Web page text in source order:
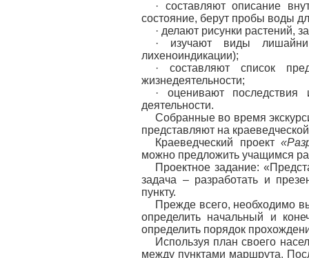
· составляют описание
состояние, берут пробы воды
· делают рисунки растений,
· изучают виды
лихеноиндикации);
· составляют список
жизнедеятельности;
· оценивают последствия
деятельности.
Собранные во время
представляют на
Краеведческий проект
можно предложить учащимся
Проектное задание:
задача – разработать и
пункту.
Прежде всего, необходимо
определить начальный и
определить порядок
Используя план своего
между пунктами маршрута.